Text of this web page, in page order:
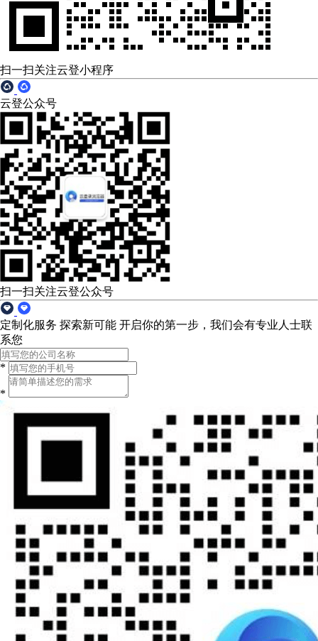
扫一扫关注云登小程序
云登公众号
扫一扫关注云登公众号
定制化服务 探索新可能 开启你的第一步，我们会有专业人士联
系您
*
*